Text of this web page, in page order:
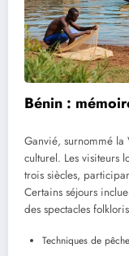
Bénin :
Ganvié, surnommé
culturel. Les visiteurs
trois siècles,
Certains séjours
des spectacles
Techniques de